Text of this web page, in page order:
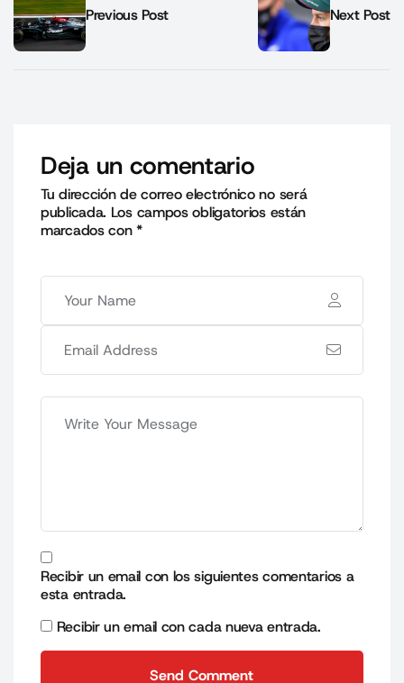
Previous Post Next Post
Deja un comentario
Tu dirección de correo electrónico no será
publicada. Los campos obligatorios están
marcados con*
Recibir un email con los siguientes comentarios a
esta entrada.
Recibir un email con cada nueva entrada.
Send Comment